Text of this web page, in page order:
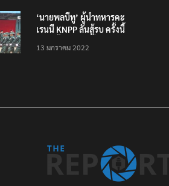
‘นายพลบีทู’ ผู้นำทหารคะ
เรนนี KNPP ลั่นสู้รบ ครั้งนี้
ประชาชนต้องชนะ
13 มกราคม 2022